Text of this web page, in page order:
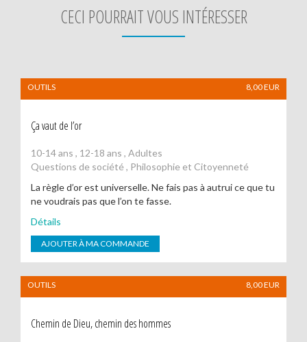
CECI POURRAIT VOUS INTÉRESSER
OUTILS 8,00EUR
Ça vaut de l’or
10-14 ans , 12-18 ans , Adultes
Questions de société , Philosophie et Citoyenneté
La règle d’or est universelle. Ne fais pas à autrui ce que tu
ne voudrais pas que l’on te fasse.
Détails
AJOUTER À MA COMMANDE
OUTILS 8,00EUR
Chemin de Dieu, chemin des hommes